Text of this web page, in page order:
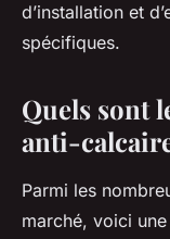
d’installation et
spécifiques.
Quels sont
anti-
Parmi les
marché, voici